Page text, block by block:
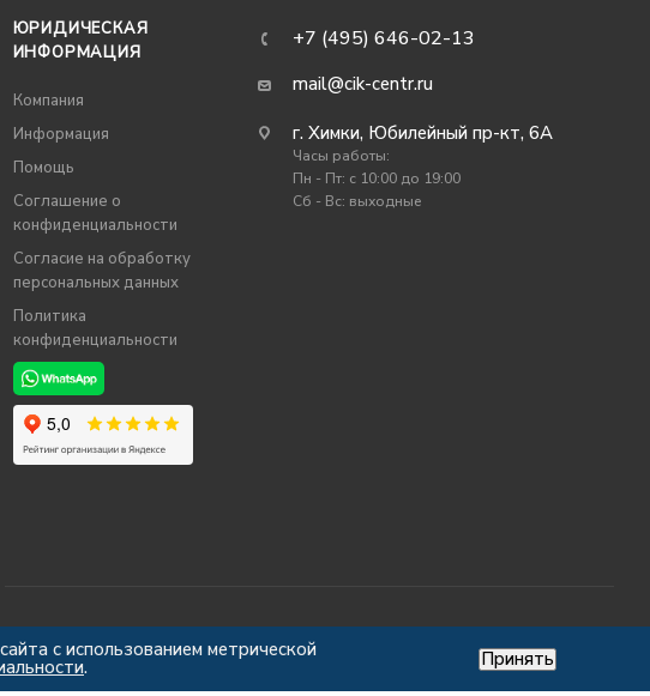
ЮРИДИЧЕСКАЯ
ИНФОРМАЦИЯ
Компания
Информация
Помощь
Соглашение о
конфиденциальности
Согласие на обработку
персональных данных
Политика
конфиденциальности
+7 (495) 646-02-13
mail@cik-centr.ru
г. Химки, Юбилейный пр-кт, 6А
Часы работы:
Пн - Пт: c 10:00 до 19:00
Сб - Вс: выходные
с использованием метрической
. Принять